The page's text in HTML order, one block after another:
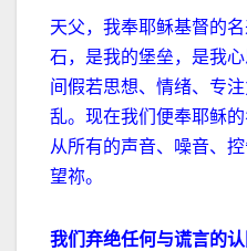
天父，我奉耶稣基督的
石，是我的堡垒，是我
间假若思想、情绪、专
乱。现在我们便奉耶稣
从所有的声音、噪音、
望祢。
我们弃绝任何与谎言的认